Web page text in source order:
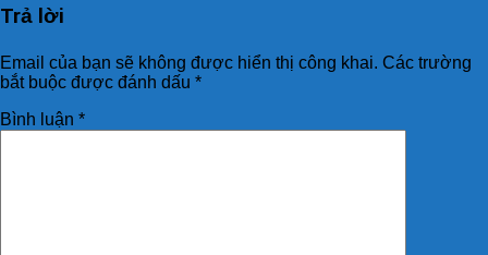
Trả lời
Email của bạn sẽ không được hiển thị công khai. Các trường
bắt buộc được đánh dấu *
Bình luận *